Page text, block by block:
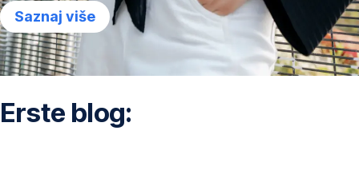
Saznaj više
Erste blog: